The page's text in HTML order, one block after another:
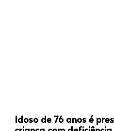
Idoso de 76 anos é